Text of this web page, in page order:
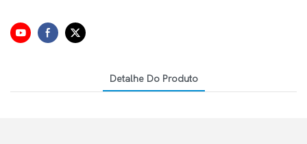
Detalhe Do Produto